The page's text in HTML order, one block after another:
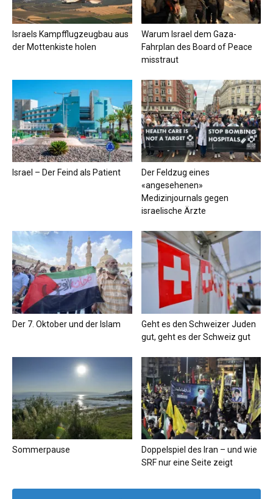
Israels Kampfflugzeugbau aus
der Mottenkiste holen
Warum Israel dem Gaza-
Fahrplan des Board of Peace
misstraut
Israel – Der Feind als Patient
Der Feldzug eines
«angesehenen»
Medizinjournals gegen
israelische Ärzte
Der 7. Oktober und der Islam
Geht es den Schweizer Juden
gut, geht es der Schweiz gut
Sommerpause
Doppelspiel des Iran – und wie
SRF nur eine Seite zeigt